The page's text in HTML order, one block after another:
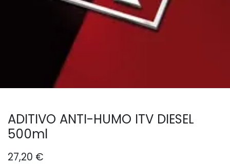
ADITIVO ANTI-HUMO ITV DIESEL
500ml
27,20 €